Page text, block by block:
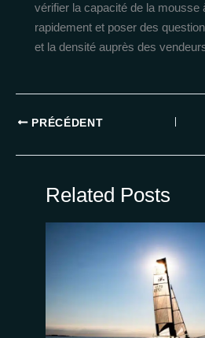
vérifier la capacité de la mousse
rapidement et poser des
et la densité auprès des
PRÉCÉDENT
Related Posts